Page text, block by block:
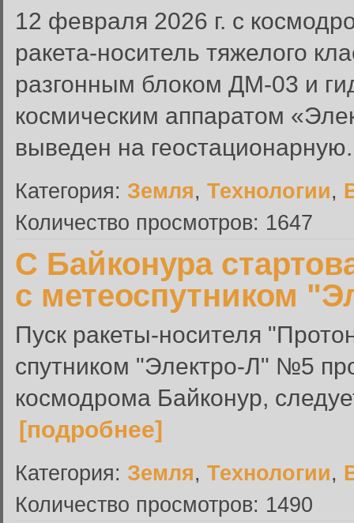
12 февраля 2026 г. с
ракета-носитель тяжелого
разгонным блоком ДМ-03 и
космическим аппаратом
выведен на
Категория: Земля, Технологии,
Количество просмотров: 1647
С Байконура
с метеоспутником
Пуск ракеты-носителя
спутником "Электро-Л" №5
космодрома Байконур,
[подробнее]
Категория: Земля, Технологии,
Количество просмотров: 1490